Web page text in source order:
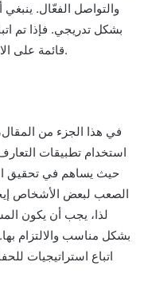
والتواصل الفعّال.
بشكل تدريجي. فإذا تم
قائمة على الاحترام المتبادل والانسجام ستصبح ممكنة.
في هذا الجزء من
استخدام تطبيقات
حيث يساهم في تحقيق
الصعب لبعض الأشخاص
لذا، يجب أن يكون
بشكل مناسب والالتزام
اتباع استراتيجيات